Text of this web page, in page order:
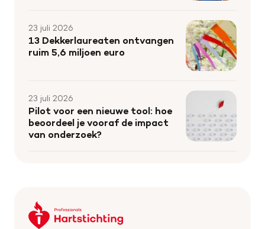
23 juli 2026
13 Dekkerlaureaten ontvangen
ruim 5,6 miljoen euro
23 juli 2026
Pilot voor een nieuwe tool: hoe
beoordeel je vooraf de impact
van onderzoek?
Keer
terug